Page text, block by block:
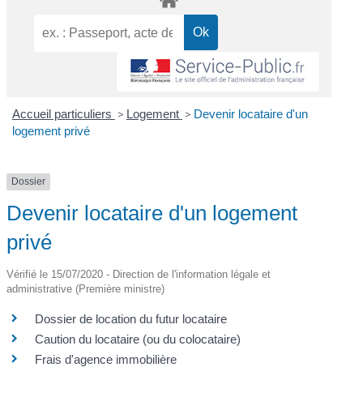
Accueil particuliers > Logement > Devenir locataire d'un
logement privé
Dossier
Devenir locataire d'un logement
privé
Vérifié le 15/07/2020 - Direction de l'information légale et
administrative (Première ministre)
Dossier de location du futur locataire
Caution du locataire (ou du colocataire)
Frais d'agence immobilière